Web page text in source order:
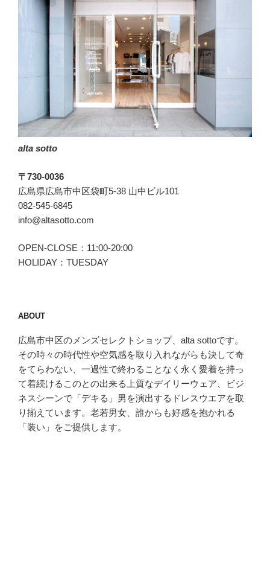
た
い
nomiamo(ノ
ミ
ア
プ
ル
オ
バ
ー
シ
ャ
の
alta sotto
〒730-0036
広島県広島市中区袋町5-38 山中ビル101
082-545-6845
info@altasotto.com
OPEN-CLOSE：11:00-20:00
HOLIDAY：TUESDAY
ABOUT
広島市中区のメンズセレクトショップ、alta sottoです。
その時々の時代性や空気感を取り入れながらも決して奇
をてらわない、一過性で終わることなく永く愛着を持っ
て着続けるこのとの出来る上質なデイリーウェア、ビジ
ネスシーンで「デキる」男を演出するドレスウエアを取
り揃えています。老若男女、誰からも好感を抱かれる
「装い」をご提供します。